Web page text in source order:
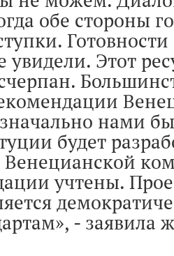
обе стороны
увидели. Этот
нами
будет
учтены.
- заявила